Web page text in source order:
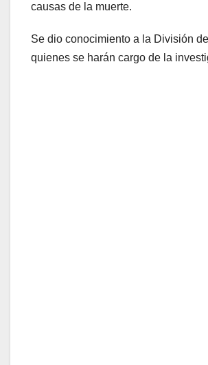
causas de la muerte.
Se dio conocimiento a la División
quienes se harán cargo de la